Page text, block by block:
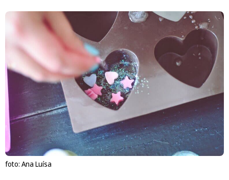
foto: Ana Luísa